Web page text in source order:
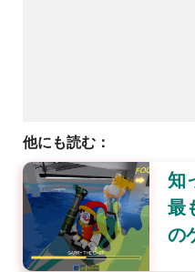
他にも読む：
知
最
の